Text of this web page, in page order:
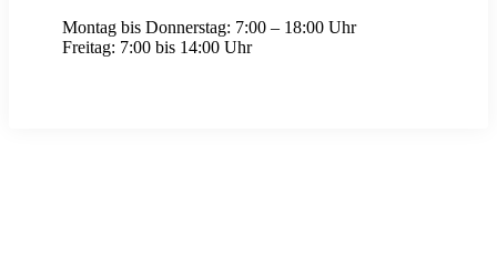
Montag bis Donnerstag: 7:00 – 18:00 Uhr
Freitag: 7:00 bis 14:00 Uhr